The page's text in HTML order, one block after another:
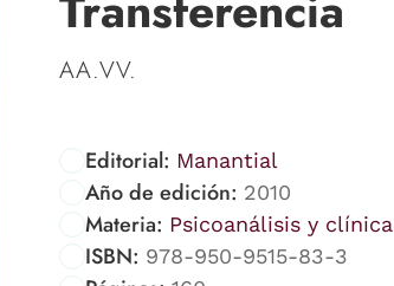
AA.VV.
Editorial: Manantial
Año de edición: 2010
Materia: Psicoanálisis y clínica
ISBN: 978-950-9515-83-3